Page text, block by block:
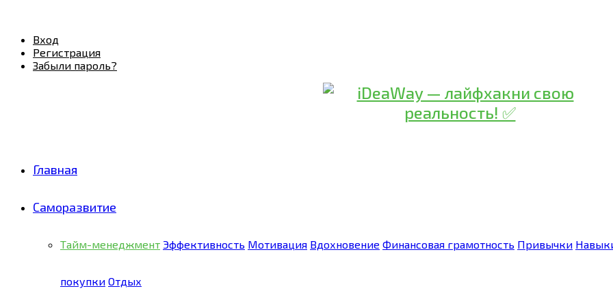
Вход
Регистрация
Забыли пароль?
Главная
Саморазвитие
Тайм-менеджмент Эффективность Мотивация Вдохновение Финансовая грамотность Привычки
покупки Отдых